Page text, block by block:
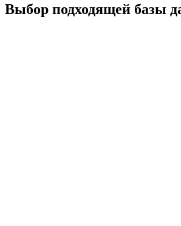
Выбор подходящей базы